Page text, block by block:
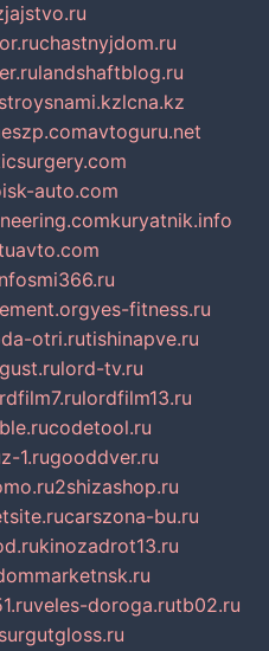
chastnyjdom.ru
landshaftblog.ru
stroysnami.kzlcna.kz
avtoguru.net
auto.com
kuryatnik.info
smi366.ru
yes-fitness.ru
otri.rutishinapve.ru
lord-tv.ru
lordfilm13.ru
codetool.ru
1.rugooddver.ru
2shizashop.ru
carszona-bu.ru
kinozadrot13.ru
veles-doroga.rutb02.ru
surgutgloss.ru